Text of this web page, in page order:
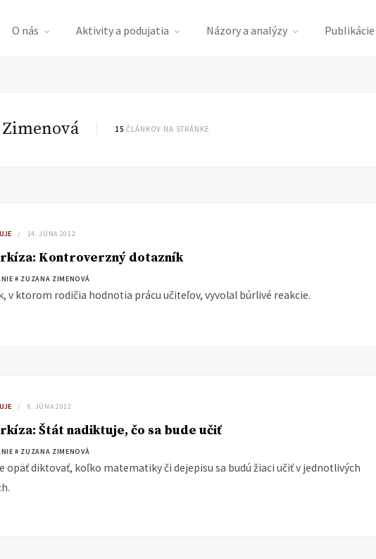
O nás Aktivity a podujatia Názory a analýzy Publikácie
15 ČLÁNKOV NA STRÁNKE
14. JÚNA 2012
Kontroverzný dotazník
# ZUZANA ZIMENOVÁ
v ktorom rodičia hodnotia prácu učiteľov, vyvolal búrlivé reakcie.
6. JÚNA 2012
Štát nadiktuje, čo sa bude učiť
# ZUZANA ZIMENOVÁ
opäť diktovať, koľko matematiky či dejepisu sa budú žiaci učiť v jednotlivých